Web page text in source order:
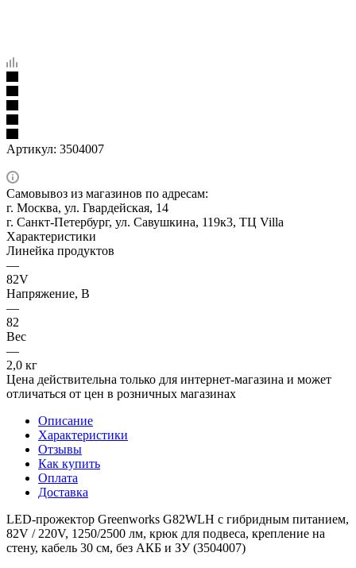
Артикул: 3504007
Самовывоз из магазинов по адресам:
г. Москва, ул. Гвардейская, 14
г. Санкт-Петербург, ул. Савушкина, 119к3, ТЦ Villa
Характеристики
Линейка продуктов
—
82V
Напряжение, В
—
82
Вес
—
2,0 кг
Цена действительна только для интернет-магазина и может
отличаться от цен в розничных магазинах
Описание
Характеристики
Отзывы
Как купить
Оплата
Доставка
LED-прожектор Greenworks G82WLH с гибридным питанием,
82V / 220V, 1250/2500 лм, крюк для подвеса, крепление на
стену, кабель 30 см, без АКБ и ЗУ (3504007)